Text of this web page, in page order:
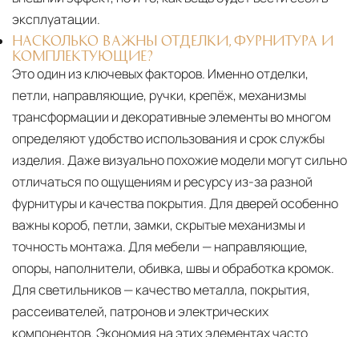
эксплуатации.
НАСКОЛЬКО ВАЖНЫ ОТДЕЛКИ, ФУРНИТУРА И
КОМПЛЕКТУЮЩИЕ?
Это один из ключевых факторов. Именно отделки,
петли, направляющие, ручки, крепёж, механизмы
трансформации и декоративные элементы во многом
определяют удобство использования и срок службы
изделия. Даже визуально похожие модели могут сильно
отличаться по ощущениям и ресурсу из-за разной
фурнитуры и качества покрытия. Для дверей особенно
важны короб, петли, замки, скрытые механизмы и
точность монтажа. Для мебели — направляющие,
опоры, наполнители, обивка, швы и обработка кромок.
Для светильников — качество металла, покрытия,
рассеивателей, патронов и электрических
компонентов. Экономия на этих элементах часто